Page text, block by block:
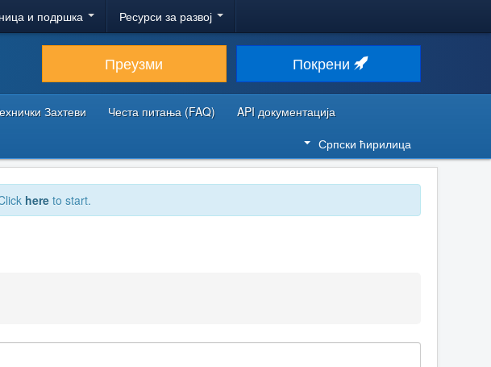
и подршка Ресурси за развој
Преузми Покрени
Захтеви Честа питања (FAQ)
API документација
Српски ћирилица
here to start.